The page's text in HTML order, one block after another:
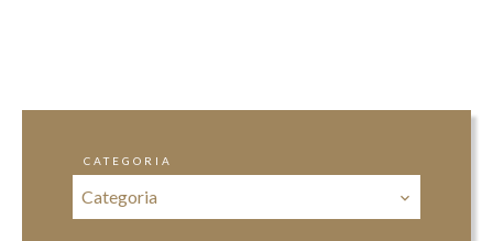
CATEGORIA
Categoria